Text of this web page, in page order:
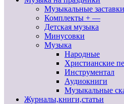
Музыкальные
Комплекты + —
Детская музыка
Минусовки
Музыка
Народные
Христианские
Инструментал
Аудиокниги
Музыкальные
Журналы,книги,статьи